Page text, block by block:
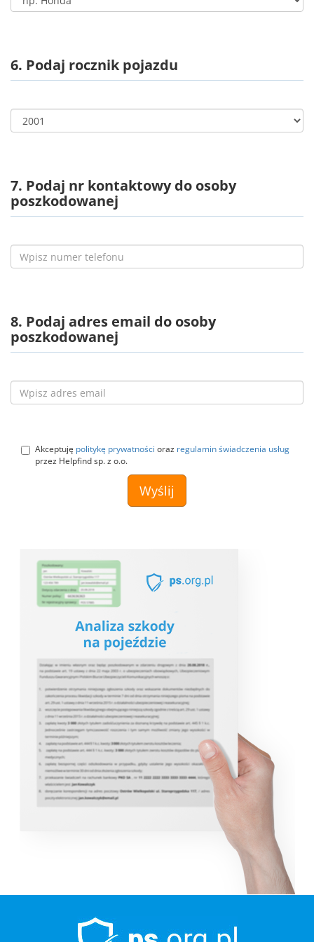
6. Podaj rocznik pojazdu
7. Podaj nr kontaktowy do osoby
poszkodowanej
8. Podaj adres email do osoby
poszkodowanej
Akceptuję politykę prywatności oraz regulamin świadczenia usług
przez Helpfind sp. z o.o.
Wyślij